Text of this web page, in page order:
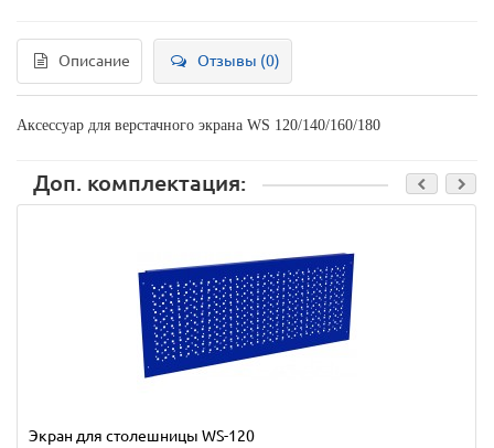
Описание Отзывы (0)
Аксессуар для верстачного экрана WS 120/140/160/180
Доп. комплектация:
Экран для столешницы WS-120